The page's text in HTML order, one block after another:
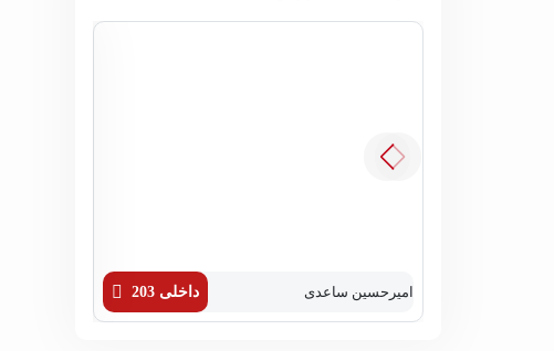
امیرحسین ساعدی داخلی 203